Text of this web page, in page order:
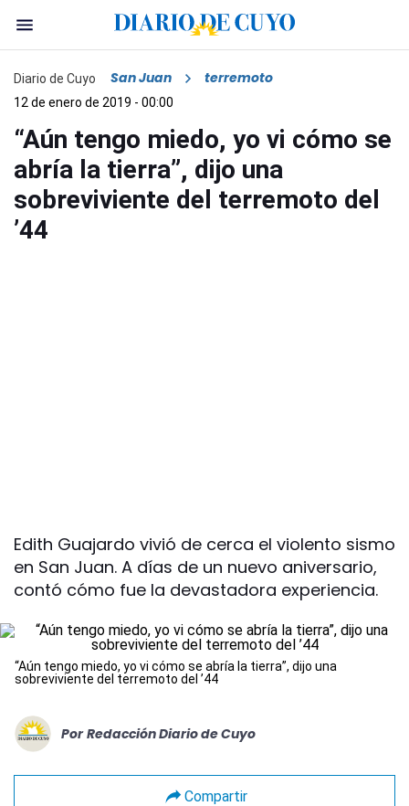
Diario de Cuyo San Juan terremoto
12 de enero de 2019 - 00:00
“Aún tengo miedo, yo vi cómo se
abría la tierra”, dijo una
sobreviviente del terremoto del
’44
Edith Guajardo vivió de cerca el violento sismo
en San Juan. A días de un nuevo aniversario,
contó cómo fue la devastadora experiencia.
“Aún tengo miedo, yo vi cómo se abría la tierra”, dijo una
sobreviviente del terremoto del ’44
Por Redacción Diario de Cuyo
Compartir